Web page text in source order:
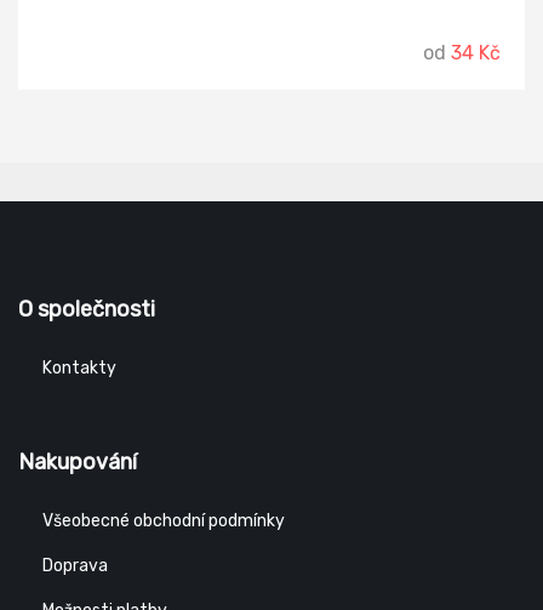
od 34 Kč
O společnosti
Kontakty
Nakupování
Všeobecné obchodní podmínky
Doprava